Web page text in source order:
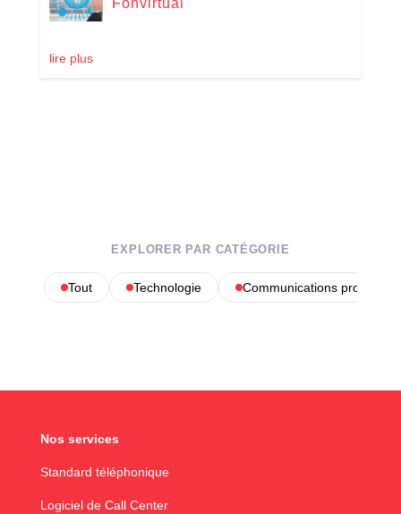
Fonvirtual
lire plus
EXPLORER PAR CATÉGORIE
Tout Technologie Communications
Nos services
Standard téléphonique
Logiciel de Call Center